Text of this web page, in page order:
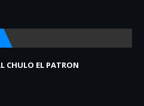
CHULO EL PATRON